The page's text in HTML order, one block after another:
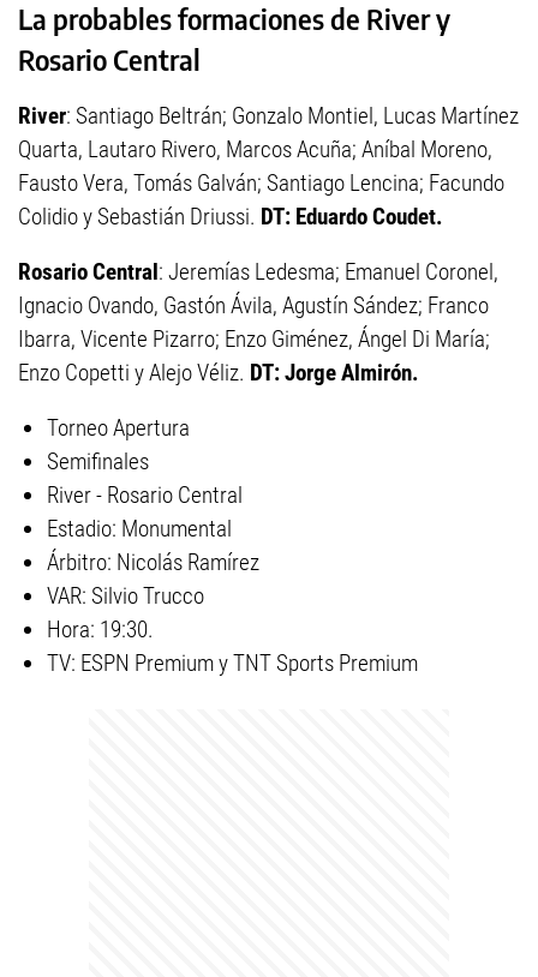
La probables formaciones de River y
Rosario Central
River: Santiago Beltrán; Gonzalo Montiel, Lucas Martínez
Quarta, Lautaro Rivero, Marcos Acuña; Aníbal Moreno,
Fausto Vera, Tomás Galván; Santiago Lencina; Facundo
Colidio y Sebastián Driussi. DT: Eduardo Coudet.
Rosario Central: Jeremías Ledesma; Emanuel Coronel,
Ignacio Ovando, Gastón Ávila, Agustín Sández; Franco
Ibarra, Vicente Pizarro; Enzo Giménez, Ángel Di María;
Enzo Copetti y Alejo Véliz. DT: Jorge Almirón.
Torneo Apertura
Semifinales
River - Rosario Central
Estadio: Monumental
Árbitro: Nicolás Ramírez
VAR: Silvio Trucco
Hora: 19:30.
TV: ESPN Premium y TNT Sports Premium